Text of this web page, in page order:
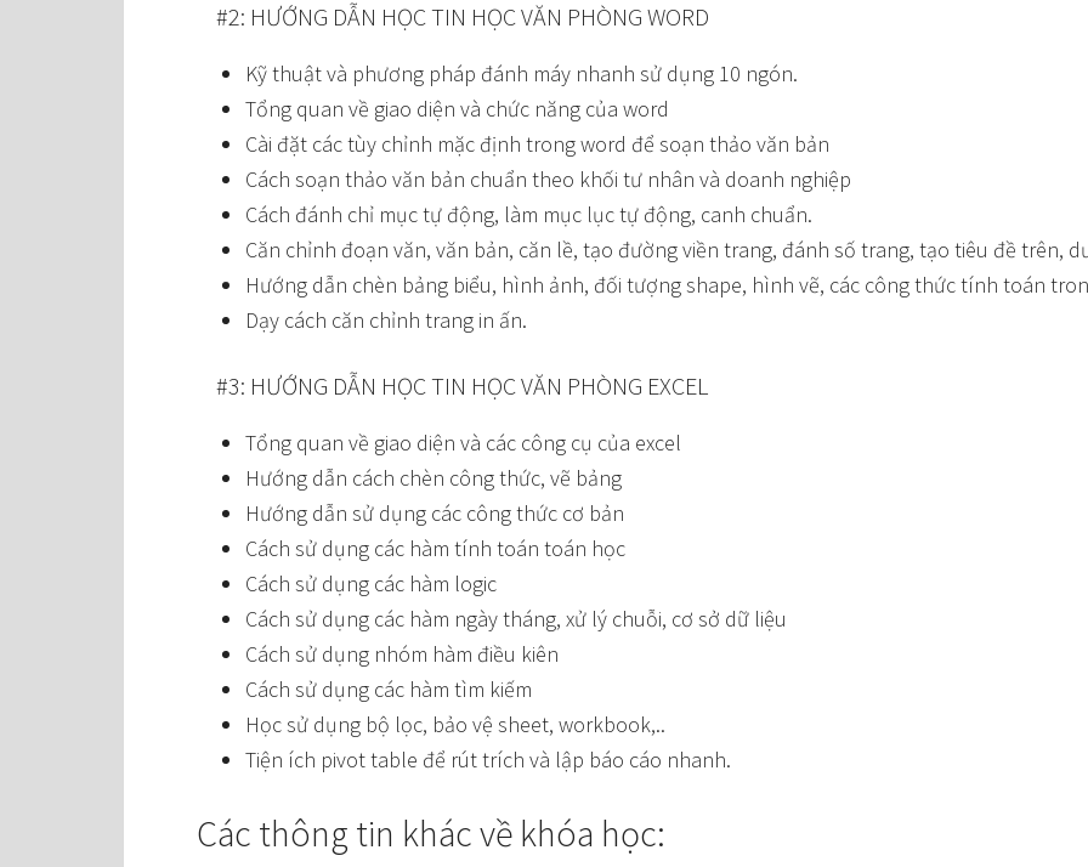
#2: HƯỚNG DẪN HỌC TIN HỌC VĂN PHÒNG WORD
Kỹ thuật và phương pháp đánh máy nhanh sử dụng 10 ngón.
Tổng quan về giao diện và chức năng của word
Cài đặt các tùy chỉnh mặc định trong word để soạn thảo văn bản
Cách soạn thảo văn bản chuẩn theo khối tư nhân và doanh nghiệp
Cách đánh chỉ mục tự động, làm mục lục tự động, canh chuẩn.
Căn chỉnh đoạn văn, văn bản, căn lề, tạo đường viền trang, đánh số trang, tạo tiêu đề trên,
Hướng dẫn chèn bảng biểu, hình ảnh, đối tượng shape, hình vẽ, các công thức tính toán
Dạy cách căn chỉnh trang in ấn.
#3: HƯỚNG DẪN HỌC TIN HỌC VĂN PHÒNG EXCEL
Tổng quan về giao diện và các công cụ của excel
Hướng dẫn cách chèn công thức, vẽ bảng
Hướng dẫn sử dụng các công thức cơ bản
Cách sử dụng các hàm tính toán toán học
Cách sử dụng các hàm logic
Cách sử dụng các hàm ngày tháng, xử lý chuỗi, cơ sở dữ liệu
Cách sử dụng nhóm hàm điều kiên
Cách sử dụng các hàm tìm kiếm
Học sử dụng bộ lọc, bảo vệ sheet, workbook,..
Tiện ích pivot table để rút trích và lập báo cáo nhanh.
Các thông tin khác về khóa học: